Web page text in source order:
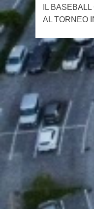
IL
AL TORNEO